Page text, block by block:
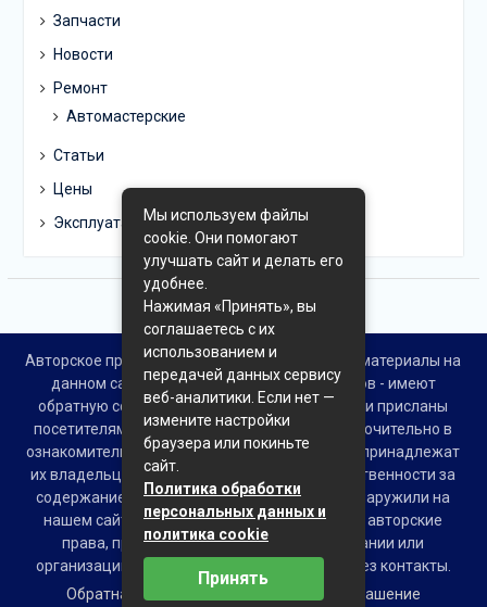
Запчасти
Новости
Ремонт
Автомастерские
Статьи
Цены
Эксплуатация
Авторское право © Все права защищены. Все материалы на
данном сайте взяты из открытых источников - имеют
обратную ссылку на материал в интернете или присланы
посетителями сайта и предоставляются исключительно в
ознакомительных целях. Права на материалы принадлежат
их владельцам. Администрация сайта ответственности за
содержание материала не несет. Если Вы обнаружили на
нашем сайте материалы, которые нарушают авторские
права, принадлежащие Вам, Вашей компании или
организации, пожалуйста, сообщите нам через контакты.
Обратная связь
Пользовательское соглашение
Мы используем файлы
cookie. Они помогают
улучшать сайт и делать его
удобнее.
Нажимая «Принять», вы
соглашаетесь с их
использованием и
передачей данных сервису
веб-аналитики. Если нет —
измените настройки
браузера или покиньте
сайт.
Политика обработки
персональных данных и
политика cookie
Принять